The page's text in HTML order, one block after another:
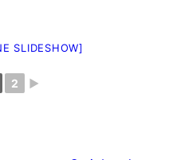
SLIDESHOW]
2 ►